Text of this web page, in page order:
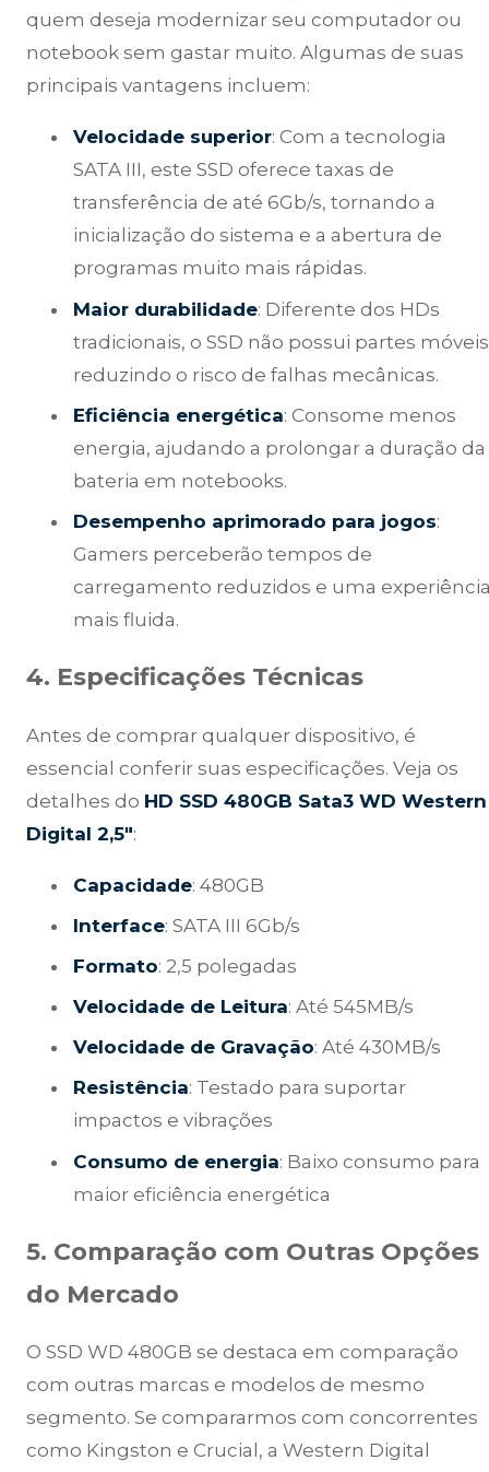
quem deseja modernizar seu computador ou
notebook sem gastar muito. Algumas de suas
principais vantagens incluem:
Velocidade superior: Com a tecnologia
SATA III, este SSD oferece taxas de
transferência de até 6Gb/s, tornando a
inicialização do sistema e a abertura de
programas muito mais rápidas.
Maior durabilidade: Diferente dos HDs
tradicionais, o SSD não possui partes
reduzindo o risco de falhas mecânicas.
Eficiência energética: Consome menos
energia, ajudando a prolongar a duração da
bateria em notebooks.
Desempenho aprimorado para jogos:
Gamers perceberão tempos de
carregamento reduzidos e uma
mais fluida.
4. Especificações Técnicas
Antes de comprar qualquer dispositivo, é
essencial conferir suas especificações. Veja os
detalhes do HD SSD 480GB Sata3 WD Western
Digital 2,5″:
Capacidade: 480GB
Interface: SATA III 6Gb/s
Formato: 2,5 polegadas
Velocidade de Leitura: Até 545MB/s
Velocidade de Gravação: Até 430MB/s
Resistência: Testado para suportar
impactos e vibrações
Consumo de energia: Baixo consumo para
maior eficiência energética
5. Comparação com Outras Opções
do Mercado
O SSD WD 480GB se destaca em comparação
com outras marcas e modelos de mesmo
segmento. Se compararmos com concorrentes
como Kingston e Crucial, a Western Digital